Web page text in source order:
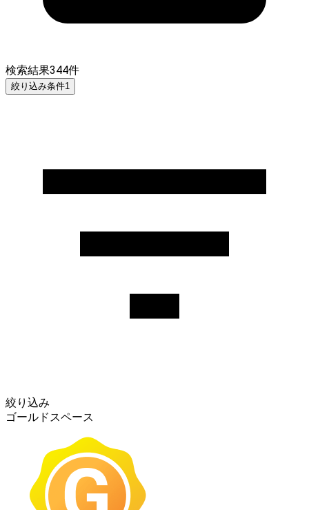
検索結果344件
絞り込み条件1
絞り込み
ゴールドスペース